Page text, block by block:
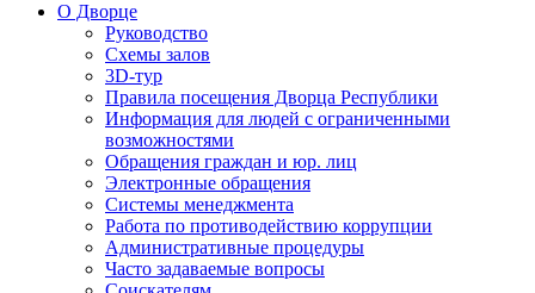
О Дворце
Руководство
Схемы залов
3D-тур
Правила посещения Дворца Республики
Информация для людей с ограниченными
возможностями
Обращения граждан и юр. лиц
Электронные обращения
Системы менеджмента
Работа по противодействию коррупции
Административные процедуры
Часто задаваемые вопросы